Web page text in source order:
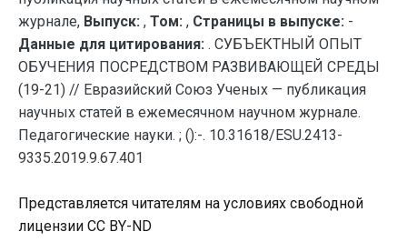
журнале, Выпуск: , Том: , Страницы в выпуске: -
Данные для цитирования: . СУБЪЕКТНЫЙ ОПЫТ
ОБУЧЕНИЯ ПОСРЕДСТВОМ РАЗВИВАЮЩЕЙ СРЕДЫ
(19-21) // Евразийский Союз Ученых — публикация
научных статей в ежемесячном научном журнале.
Педагогические науки. ; ():-. 10.31618/ESU.2413-
9335.2019.9.67.401
Представляется читателям на условиях свободной
лицензии CC BY-ND